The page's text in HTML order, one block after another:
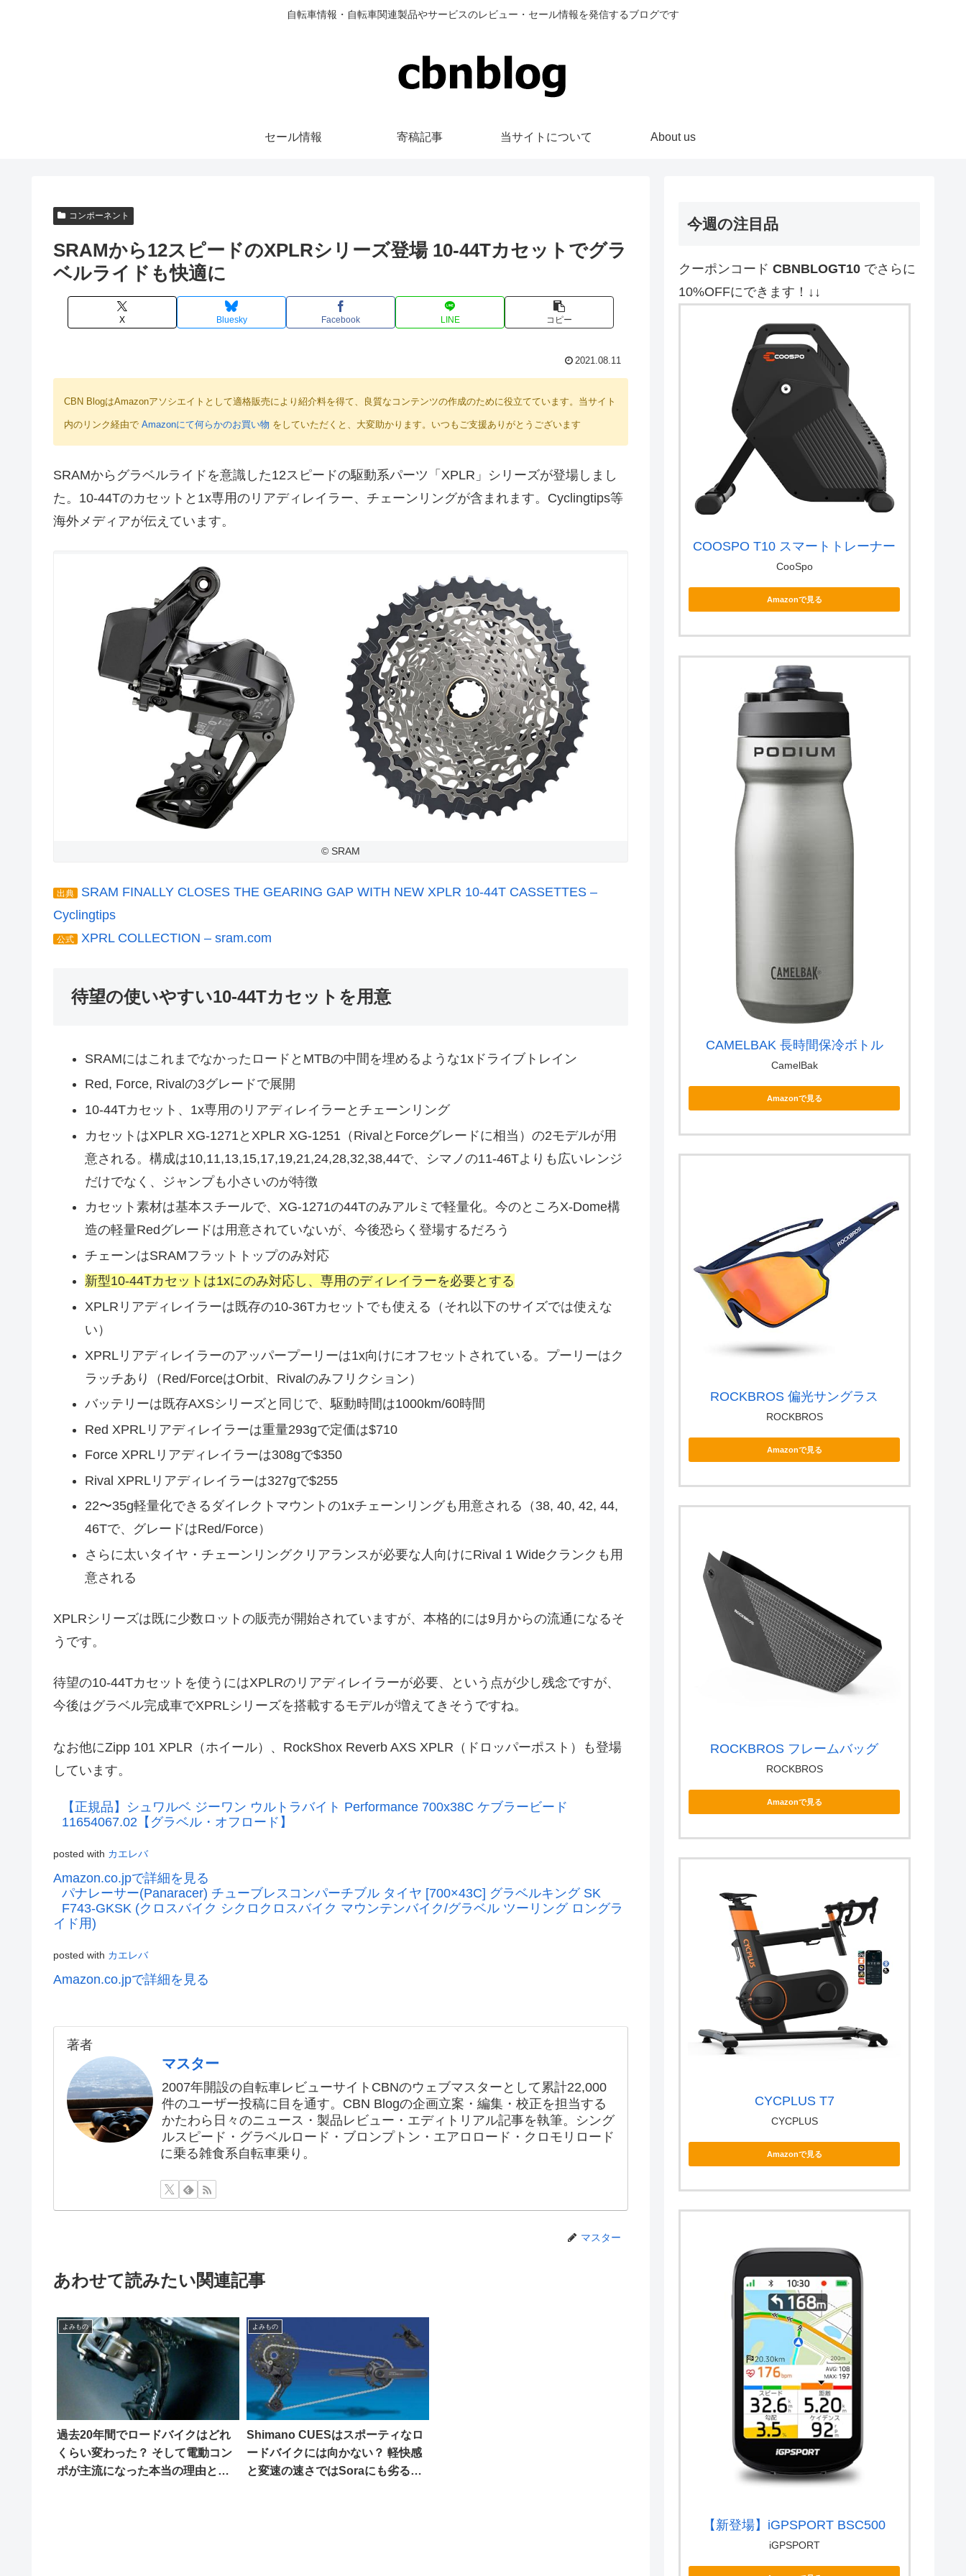
自転車情報・自転車関連製品やサービスのレビュー・セール情報を発信するブログです
セール情報 寄稿記事 当サイトについて About us
コンポーネント
SRAMから12スピードのXPLRシリーズ登場 10-44Tカセットでグラ
ベルライドも快適に
X Bluesky Facebook LINE コピー
2021.08.11
CBN BlogはAmazonアソシエイトとして適格販売により紹介料を得て、良質なコンテンツの作成のために役立てています。当サイト
内のリンク経由で Amazonにて何らかのお買い物 をしていただくと、大変助かります。いつもご支援ありがとうございます
SRAMからグラベルライドを意識した12スピードの駆動系パーツ「XPLR」シリーズが登場しまし
た。10-44Tのカセットと1x専用のリアディレイラー、チェーンリングが含まれます。Cyclingtips等
海外メディアが伝えています。
© SRAM
出典
SRAM FINALLY CLOSES THE GEARING GAP WITH NEW XPLR 10-44T CASSETTES –
Cyclingtips
公式 XPRL COLLECTION – sram.com
待望の使いやすい10-44Tカセットを用意
SRAMにはこれまでなかったロードとMTBの中間を埋めるような1xドライブトレイン
Red, Force, Rivalの3グレードで展開
10-44Tカセット、1x専用のリアディレイラーとチェーンリング
カセットはXPLR XG-1271とXPLR XG-1251（RivalとForceグレードに相当）の2モデルが用
意される。構成は10,11,13,15,17,19,21,24,28,32,38,44で、シマノの11-46Tよりも広いレンジ
だけでなく、ジャンプも小さいのが特徴
カセット素材は基本スチールで、XG-1271の44Tのみアルミで軽量化。今のところX-Dome構
造の軽量Redグレードは用意されていないが、今後恐らく登場するだろう
チェーンはSRAMフラットトップのみ対応
新型10-44Tカセットは1xにのみ対応し、専用のディレイラーを必要とする
XPLRリアディレイラーは既存の10-36Tカセットでも使える（それ以下のサイズでは使えな
い）
XPRLリアディレイラーのアッパープーリーは1x向けにオフセットされている。プーリーはク
ラッチあり（Red/ForceはOrbit、Rivalのみフリクション）
バッテリーは既存AXSシリーズと同じで、駆動時間は1000km/60時間
Red XPRLリアディレイラーは重量293gで定価は$710
Force XPRLリアディレイラーは308gで$350
Rival XPRLリアディレイラーは327gで$255
22〜35g軽量化できるダイレクトマウントの1xチェーンリングも用意される（38, 40, 42, 44,
46Tで、グレードはRed/Force）
さらに太いタイヤ・チェーンリングクリアランスが必要な人向けにRival 1 Wideクランクも用
意される
XPLRシリーズは既に少数ロットの販売が開始されていますが、本格的には9月からの流通になるそ
うです。
待望の10-44Tカセットを使うにはXPLRのリアディレイラーが必要、という点が少し残念ですが、
今後はグラベル完成車でXPRLシリーズを搭載するモデルが増えてきそうですね。
なお他にZipp 101 XPLR（ホイール）、RockShox Reverb AXS XPLR（ドロッパーポスト）も登場
しています。
【正規品】シュワルベ ジーワン ウルトラバイト Performance 700x38C ケブラービード
11654067.02【グラベル・オフロード】
posted with カエレバ
Amazon.co.jpで詳細を見る
パナレーサー(Panaracer) チューブレスコンパーチブル タイヤ [700×43C] グラベルキング SK
F743-GKSK (クロスバイク シクロクロスバイク マウンテンバイク/グラベル ツーリング ロングラ
イド用)
posted with カエレバ
Amazon.co.jpで詳細を見る
著者
マスター
2007年開設の自転車レビューサイトCBNのウェブマスターとして累計22,000
件のユーザー投稿に目を通す。CBN Blogの企画立案・編集・校正を担当する
かたわら日々のニュース・製品レビュー・エディトリアル記事を執筆。シング
ルスピード・グラベルロード・ブロンプトン・エアロロード・クロモリロード
に乗る雑食系自転車乗り。
マスター
あわせて読みたい関連記事
よみもの
過去20年間でロードバイクはどれ
くらい変わった？ そして電動コン
ポが主流になった本当の理由とは
よみもの
Shimano CUESはスポーティなロ
ードバイクには向かない？ 軽快感
と変速の速さではSoraにも劣る？
今週の注目品
クーポンコード CBNBLOGT10 でさらに
10%OFFにできます！↓↓
COOSPO T10 スマートトレーナー
CooSpo
Amazonで見る
CAMELBAK 長時間保冷ボトル
CamelBak
Amazonで見る
ROCKBROS 偏光サングラス
ROCKBROS
Amazonで見る
ROCKBROS フレームバッグ
ROCKBROS
Amazonで見る
CYCPLUS T7
CYCPLUS
Amazonで見る
【新登場】iGPSPORT BSC500
iGPSPORT